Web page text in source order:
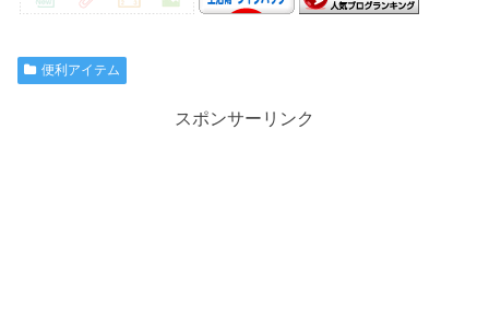
便利アイテム
スポンサーリンク